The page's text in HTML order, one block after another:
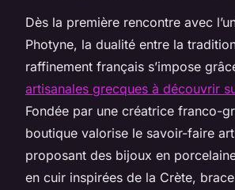
Dès la première rencontre avec
Photyne, la dualité entre la
raffinement français s’impose
artisanales grecques à découvrir
Fondée par une créatrice franco-
boutique valorise le savoir-faire
proposant des bijoux en
en cuir inspirées de la Crète,